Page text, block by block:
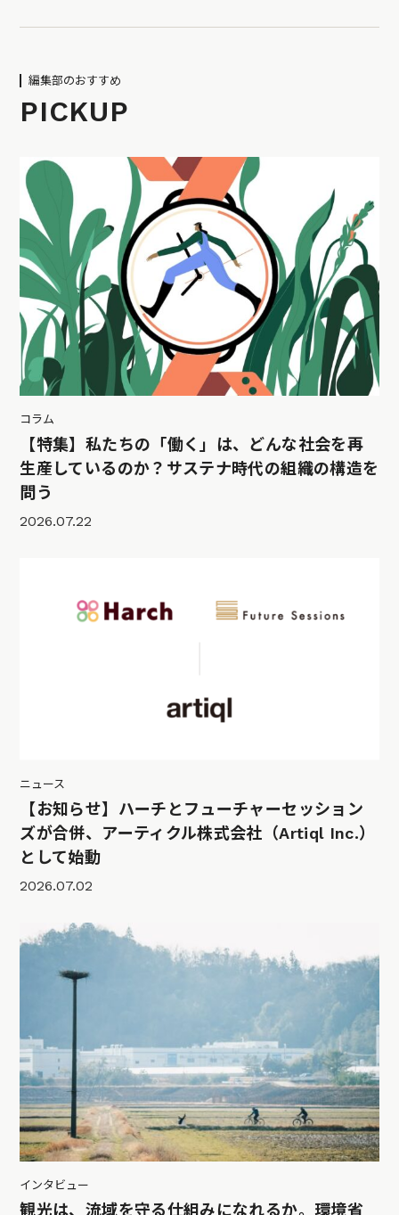
編集部のおすすめ
PICKUP
コラム
【特集】私たちの「働く」は、どんな社会を再
生産しているのか？サステナ時代の組織の構造を
問う
2026.07.22
ニュース
【お知らせ】ハーチとフューチャーセッション
ズが合併、アーティクル株式会社（Artiql Inc.）
として始動
2026.07.02
インタビュー
観光は、流域を守る仕組みになれるか。環境省